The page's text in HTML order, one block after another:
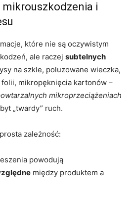
mikrouszkodzenia i
które nie są oczywistym
ale raczej subtelnych
na szkle, poluzowane wieczka,
mikropęknięcia kartonów –
mikroprzeciążeniach
„twardy” ruch.
zależność:
powodują
między produktem a